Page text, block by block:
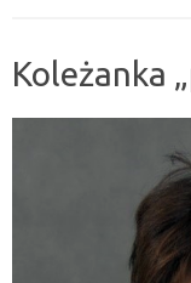
Koleżanka